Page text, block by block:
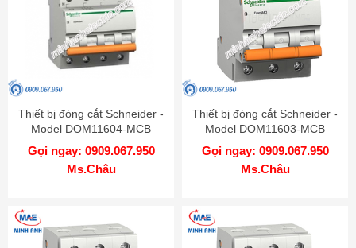
Thiết bị đóng cắt Schneider -
Model DOM11604-MCB
Gọi ngay: 0909.067.950
Ms.Châu
Thiết bị đóng cắt Schneider -
Model DOM11603-MCB
Gọi ngay: 0909.067.950
Ms.Châu